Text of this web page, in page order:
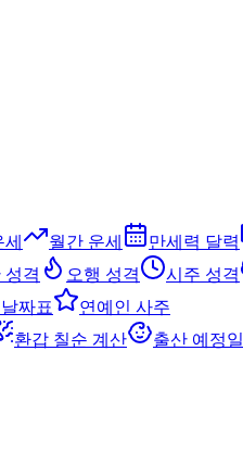
월간 운세 만세력 달력
성격 오행 성격 시주 성격
짜표
연예인 사주
환갑 칠순 계산 출산 예정일